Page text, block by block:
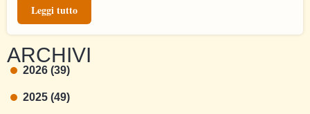
Leggi tutto
ARCHIVI
2026 (39)
2025 (49)